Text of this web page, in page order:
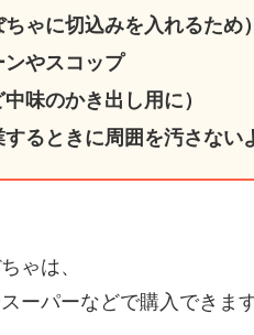
ちゃに切込みを入れるため
ンやスコップ
中味のかき出し用に）
するときに周囲を汚さない
ゃは、
ーパーなどで購入できま